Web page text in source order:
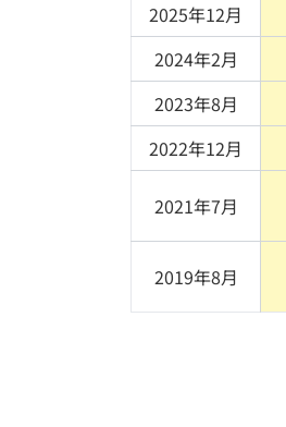
2025年12月
2024年2月
2023年8月
2022年12月
2021年7月
2019年8月